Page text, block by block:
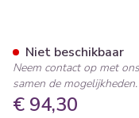
€ 94,30
Niet beschikbaar
Neem contact op met
samen de mogelijkheden.